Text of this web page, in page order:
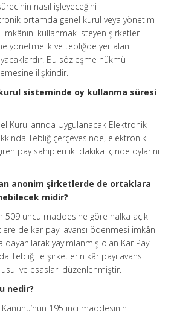
nasıl işleyeceğini
ortamda genel kurul veya yönetim
kullanmak isteyen şirketler
yönetmelik ve tebliğde yer alan
Bu sözleşme hükmü
ilişkindir.
sisteminde oy kullanma süresi
Kurullarında Uygulanacak Elektronik
Tebliğ çerçevesinde, elektronik
pay sahipleri iki dakika içinde oylarını
anonim şirketlerde de ortaklara
midir?
509 uncu maddesine göre halka açık
de kar payı avansı ödenmesi imkânı
yayımlanmış olan Kar Payı
Tebliğ ile şirketlerin kâr payı avansı
usul ve esasları düzenlenmiştir.
nedir?
Kanunu’nun 195 inci maddesinin